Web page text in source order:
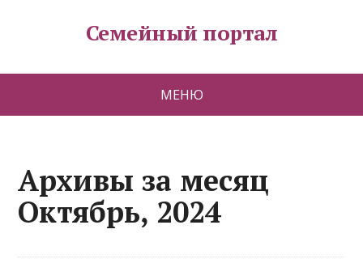
Семейный портал
МЕНЮ
Архивы за месяц
Октябрь, 2024